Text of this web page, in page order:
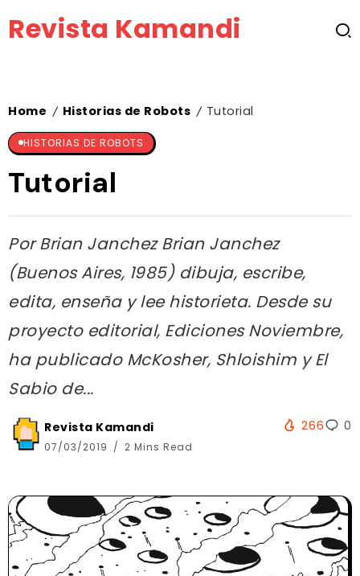
Revista Kamandi
Home / Historias de Robots / Tutorial
HISTORIAS DE ROBOTS
Tutorial
Por Brian Janchez Brian Janchez
(Buenos Aires, 1985) dibuja, escribe,
edita, enseña y lee historieta. Desde su
proyecto editorial, Ediciones Noviembre,
ha publicado McKosher, Shloishim y El
Sabio de...
Revista Kamandi
07/03/2019 2 Mins Read
266 0